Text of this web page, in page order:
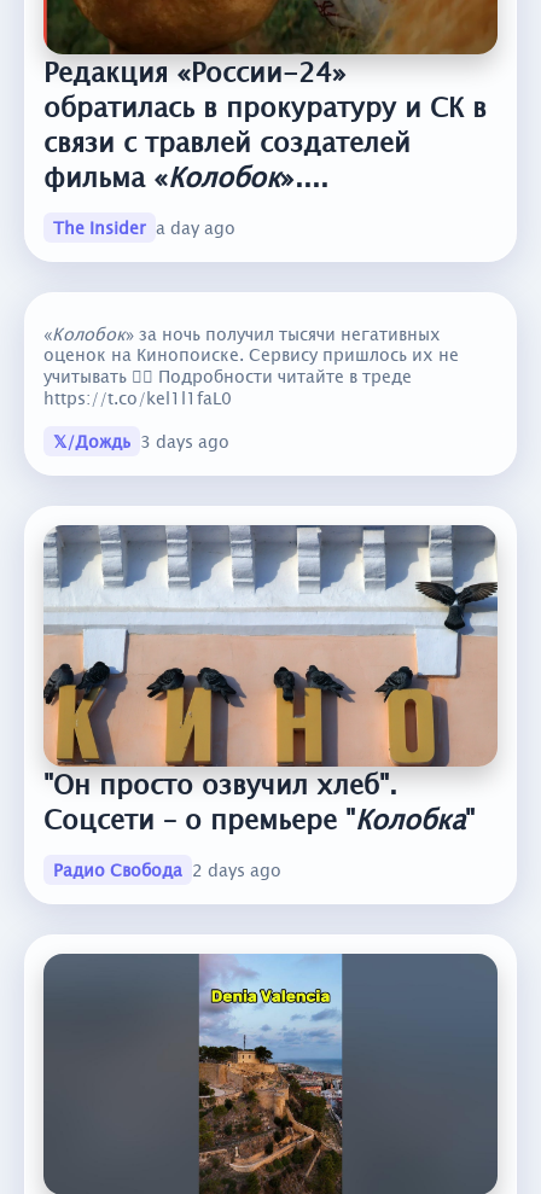
Редакция «России-24»
обратилась в прокуратуру и СК в
связи с травлей создателей
фильма «Колобок»....
The Insider a day ago
«Колобок» за ночь получил тысячи негативных
оценок на Кинопоиске. Сервису пришлось их не
учитывать 👇🏼 Подробности читайте в треде
https://t.co/kel1l1faL0
𝕏/Дождь 3 days ago
"Он просто озвучил хлеб".
Соцсети – о премьере "Колобка"
Радио Свобода 2 days ago